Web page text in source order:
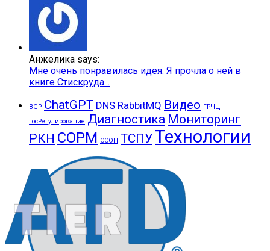
Анжелика says:
Мне очень понравилась идея. Я прочла о ней в
книге Стискруда...
BGP ChatGPT DNS RabbitMQ Видео ГРЧЦ
ГосРегулирование Диагностика Мониторинг
РКН СОРМ ССОП ТСПУТехнологии